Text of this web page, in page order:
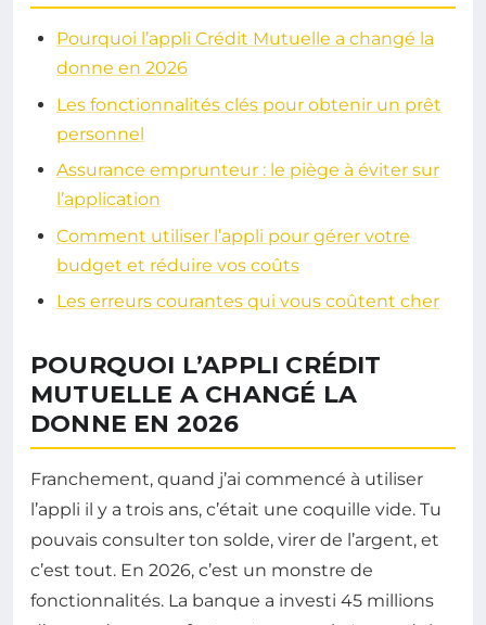
Pourquoi l’appli Crédit Mutuelle a changé la
donne en 2026
Les fonctionnalités clés pour obtenir un prêt
personnel
Assurance emprunteur : le piège à éviter sur
l’application
Comment utiliser l’appli pour gérer votre
budget et réduire vos coûts
Les erreurs courantes qui vous coûtent cher
POURQUOI L’APPLI CRÉDIT
MUTUELLE A CHANGÉ LA
DONNE EN 2026
Franchement, quand j’ai commencé à utiliser
l’appli il y a trois ans, c’était une coquille vide. Tu
pouvais consulter ton solde, virer de l’argent, et
c’est tout. En 2026, c’est un monstre de
fonctionnalités. La banque a investi 45 millions